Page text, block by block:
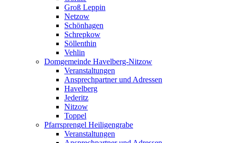
Groß Leppin
Netzow
Schönhagen
Schrepkow
Söllenthin
Vehlin
Domgemeinde Havelberg-Nitzow
Veranstaltungen
Ansprechpartner und Adressen
Havelberg
Jederitz
Nitzow
Toppel
Pfarrsprengel Heiligengrabe
Veranstaltungen